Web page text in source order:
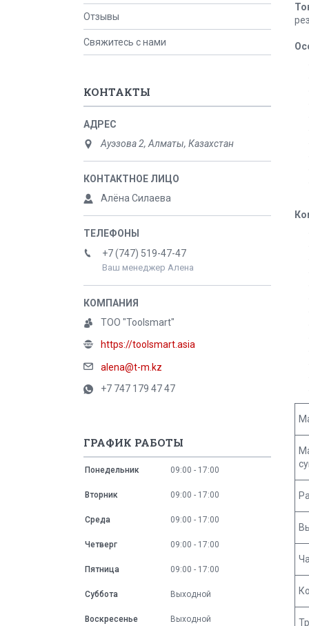
Отзывы
Свяжитесь с нами
КОНТАКТЫ
Ауэзова 2, Алматы, Казахстан
Алёна Силаева
+7 (747) 519-47-47
Ваш менеджер Алена
ТОО "Toolsmart"
https://toolsmart.asia
alena@t-m.kz
+7 747 179 47 47
ГРАФИК РАБОТЫ
Понедельник 09:00 17:00
Вторник 09:00 17:00
Среда 09:00 17:00
Четверг 09:00 17:00
Пятница 09:00 17:00
Суббота Выходной
Воскресенье Выходной